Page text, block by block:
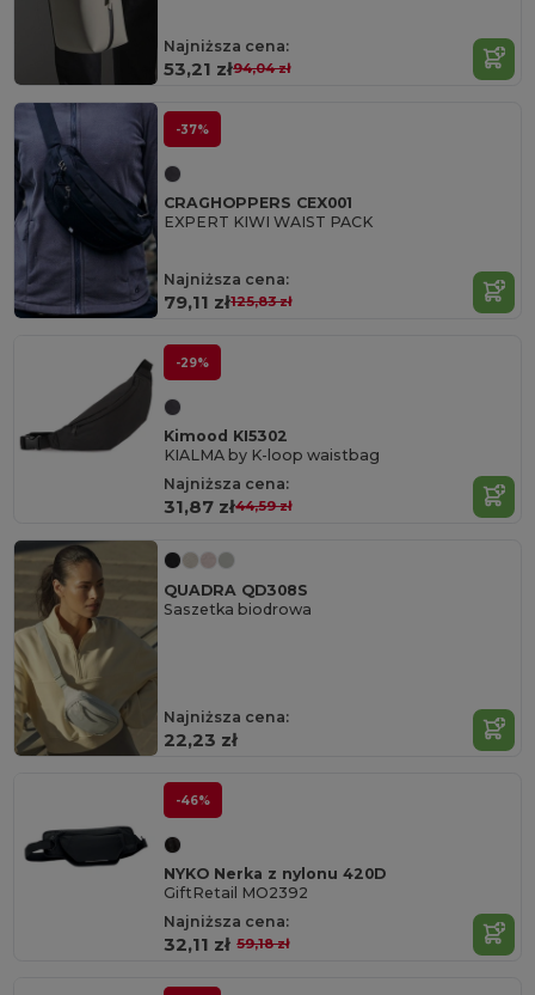
Najniższa cena:
53,21 zł94,04 zł
-37%
CRAGHOPPERS CEX001
EXPERT KIWI WAIST PACK
Najniższa cena:
79,11 zł125,83 zł
-29%
Kimood KI5302
KIALMA by K-loop waistbag
Najniższa cena:
31,87 zł44,59 zł
QUADRA QD308S
Saszetka biodrowa
Najniższa cena:
22,23 zł
-46%
NYKO Nerka z nylonu 420D
GiftRetail MO2392
Najniższa cena:
32,11 zł 59,18 zł